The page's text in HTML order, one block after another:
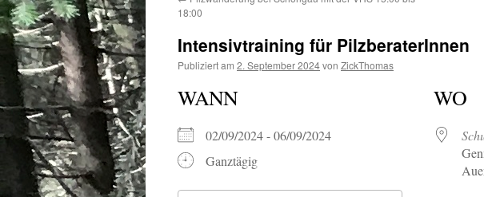
18:00
Intensivtraining für PilzberaterInnen
Publiziert am 2. September 2024von ZickThomas
WANN
02/09/2024 - 06/09/2024
Ganztägig
WO